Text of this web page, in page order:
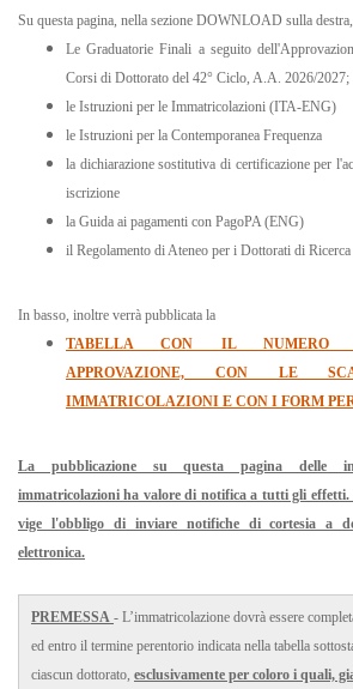
Su questa pagina, nella sezione DOWNLOAD sulla
Le Graduatorie Finali a seguito
Corsi di Dottorato del 42° Ciclo, A.A. 2026/2027;
le Istruzioni per le Immatricolazioni (ITA-ENG)
le Istruzioni per la Contemporanea Frequenza
la dichiarazione sostitutiva di certificazione per
iscrizione
la Guida ai pagamenti con PagoPA (ENG)
il Regolamento di Ateneo per i Dottorati di Ricerca
In basso, inoltre verrà pubblicata la
TABELLA CON IL
APPROVAZIONE, CON LE
IMMATRICOLAZIONI E CON I FORM
La pubblicazione su questa pagina delle
immatricolazioni ha valore di notifica a tutti gli
vige l'obbligo di inviare notifiche di cortesia a
elettronica.
PREMESSA - L’immatricolazione dovrà essere
ed entro il termine perentorio indicata nella tabella
ciascun dottorato, esclusivamente per coloro i quali,